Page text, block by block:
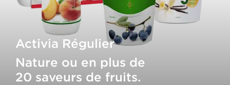
Activia Régulier
Nature ou en plus de
20 saveurs de fruits.